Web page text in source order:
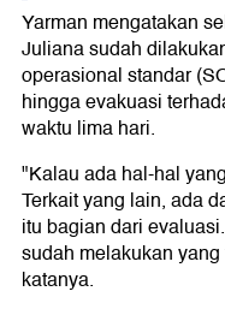
Yarman mengatakan
Juliana sudah
operasional standar
hingga evakuasi
waktu lima hari.
"Kalau ada hal-hal
Terkait yang lain, ada
itu bagian dari
sudah melakukan
katanya.